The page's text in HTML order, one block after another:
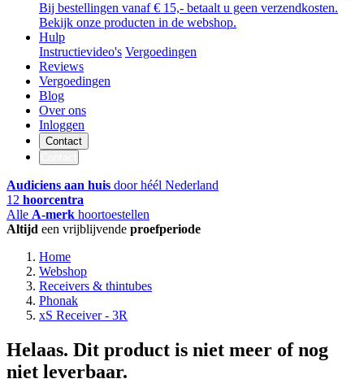
Bij bestellingen vanaf € 15,- betaalt u geen verzendkosten.
Bekijk onze producten in de webshop.
Hulp
Instructievideo's Vergoedingen
Reviews
Vergoedingen
Blog
Over ons
Inloggen
Contact
Audiciens aan huis door héél Nederland
12 hoorcentra
Alle A-merk hoortoestellen
Altijd een vrijblijvende proefperiode
Home
Webshop
Receivers & thintubes
Phonak
xS Receiver - 3R
Helaas. Dit product is niet meer of nog
niet leverbaar.